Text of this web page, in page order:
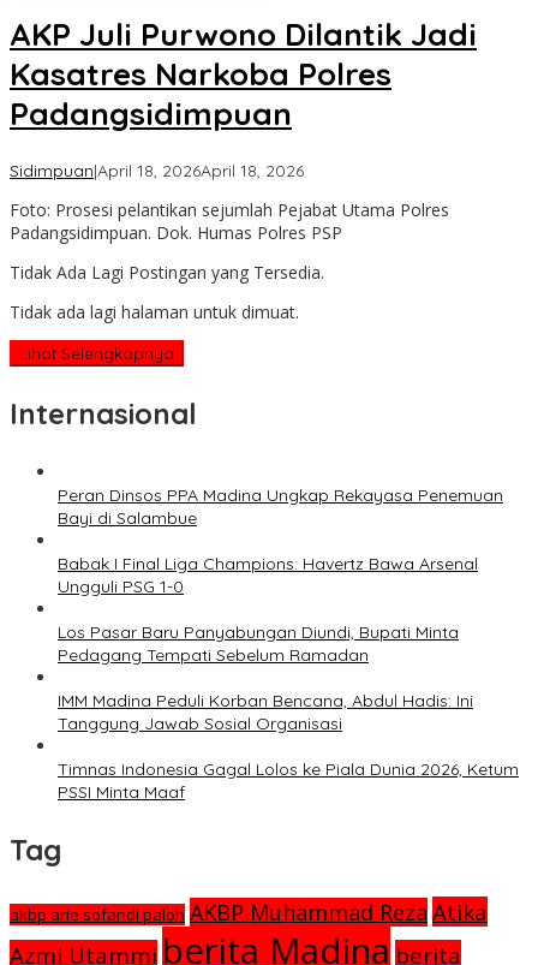
AKP Juli Purwono Dilantik Jadi
Kasatres Narkoba Polres
Padangsidimpuan
Sidimpuan|April 18, 2026April 18, 2026oleh
Foto: Prosesi pelantikan sejumlah Pejabat Utama Polres
Padangsidimpuan. Dok. Humas Polres PSP
Tidak Ada Lagi Postingan yang Tersedia.
Tidak ada lagi halaman untuk dimuat.
Lihat Selengkapnya
Internasional
Peran Dinsos PPA Madina Ungkap Rekayasa Penemuan
Bayi di Salambue
Babak I Final Liga Champions: Havertz Bawa Arsenal
Ungguli PSG 1-0
Los Pasar Baru Panyabungan Diundi, Bupati Minta
Pedagang Tempati Sebelum Ramadan
IMM Madina Peduli Korban Bencana, Abdul Hadis: Ini
Tanggung Jawab Sosial Organisasi
Timnas Indonesia Gagal Lolos ke Piala Dunia 2026, Ketum
PSSI Minta Maaf
Tag
akbp arie sofandi paloh AKBP Muhammad Reza Atika
Azmi Utammi berita Madina berita